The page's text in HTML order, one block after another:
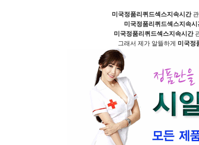
미국정품리퀴드섹스지속시간관
미국정품리퀴드섹스지속시
미국정품리퀴드섹스지속시간
그래서 제가 알뜰하게 미국정